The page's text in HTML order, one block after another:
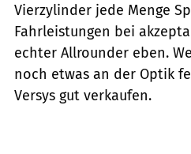
Vierzylinder jede Menge
Fahrleistungen bei
echter Allrounder eben.
noch etwas an der Optik
Versys gut verkaufen.